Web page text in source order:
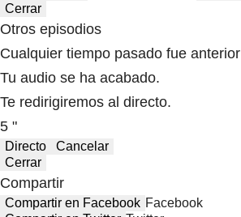
Cerrar
Otros episodios
Cualquier tiempo pasado fue anterior
Tu audio se ha acabado.
Te redirigiremos al directo.
5 "
Directo
Cancelar
Cerrar
Compartir
Compartir en Facebook Facebook